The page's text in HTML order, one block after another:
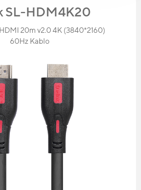
SL-HDM4K20
20m v2.0 4K (3840*2160)
60Hz Kablo